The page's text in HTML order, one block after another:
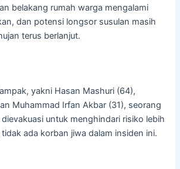
belakang rumah warga mengalami
dan potensi longsor susulan masih
terus berlanjut.
yakni Hasan Mashuri (64),
Muhammad Irfan Akbar (31), seorang
untuk menghindari risiko lebih
ada korban jiwa dalam insiden ini.